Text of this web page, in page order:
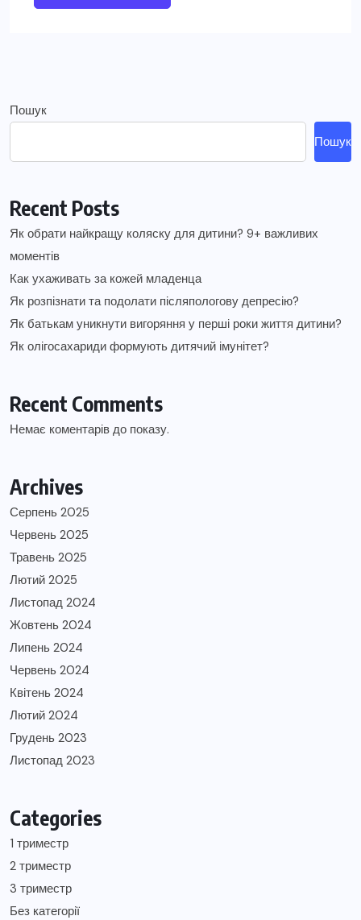
Пошук
Пошук
Recent Posts
Як обрати найкращу коляску для дитини? 9+ важливих
моментів
Как ухаживать за кожей младенца
Як розпізнати та подолати післяпологову депресію?
Як батькам уникнути вигоряння у перші роки життя дитини?
Як олігосахариди формують дитячий імунітет?
Recent Comments
Немає коментарів до показу.
Archives
Серпень 2025
Червень 2025
Травень 2025
Лютий 2025
Листопад 2024
Жовтень 2024
Липень 2024
Червень 2024
Квітень 2024
Лютий 2024
Грудень 2023
Листопад 2023
Categories
1 триместр
2 триместр
3 триместр
Без категорії